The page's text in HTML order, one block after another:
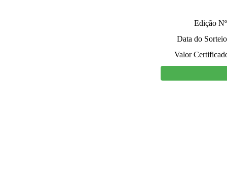
Edição
Data do
Valor